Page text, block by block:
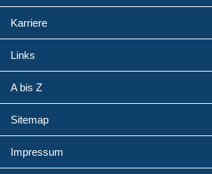
Karriere
Links
A bis Z
Sitemap
Impressum